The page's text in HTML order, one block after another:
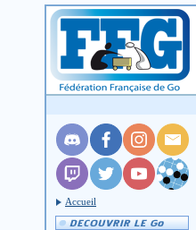
Accueil